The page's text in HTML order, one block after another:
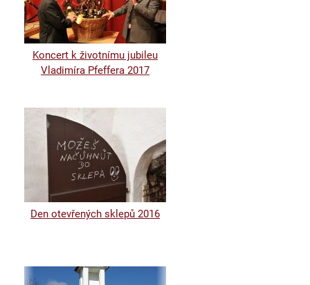
Koncert k životnímu jubileu
Vladimíra Pfeffera 2017
Den otevřených sklepů 2016